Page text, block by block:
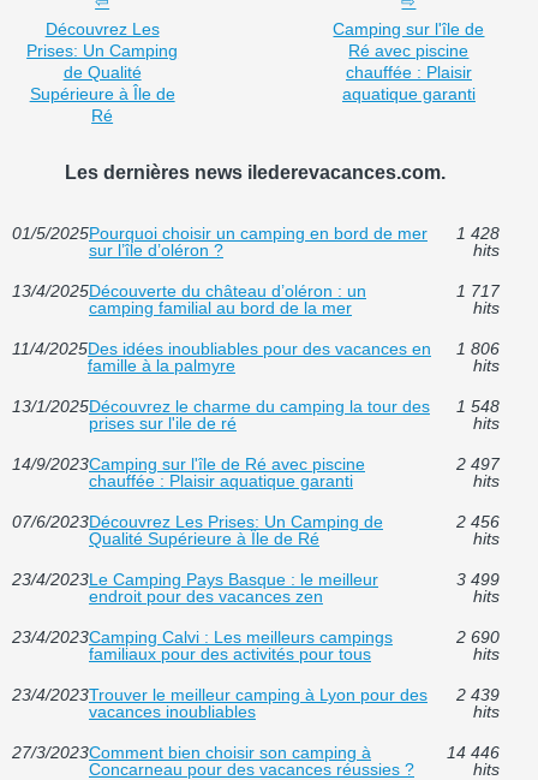
Découvrez Les
Prises: Un Camping
de Qualité
Supérieure à Île de
Ré
Camping sur l'île de
Ré avec piscine
chauffée : Plaisir
aquatique garanti
Les dernières news ilederevacances.com.
01/5/2025Pourquoi choisir un camping en bord de mer
sur l’île d’oléron ?
1 428
hits
13/4/2025Découverte du château d’oléron : un
camping familial au bord de la mer
1 717
hits
11/4/2025Des idées inoubliables pour des vacances en
famille à la palmyre
1 806
hits
13/1/2025Découvrez le charme du camping la tour des
prises sur l'ile de ré
1 548
hits
14/9/2023Camping sur l'île de Ré avec piscine
chauffée : Plaisir aquatique garanti
2 497
hits
07/6/2023Découvrez Les Prises: Un Camping de
Qualité Supérieure à Île de Ré
2 456
hits
23/4/2023Le Camping Pays Basque : le meilleur
endroit pour des vacances zen
3 499
hits
23/4/2023Camping Calvi : Les meilleurs campings
familiaux pour des activités pour tous
2 690
hits
23/4/2023Trouver le meilleur camping à Lyon pour des
vacances inoubliables
2 439
hits
27/3/2023Comment bien choisir son camping à
Concarneau pour des vacances réussies ?
14 446
hits